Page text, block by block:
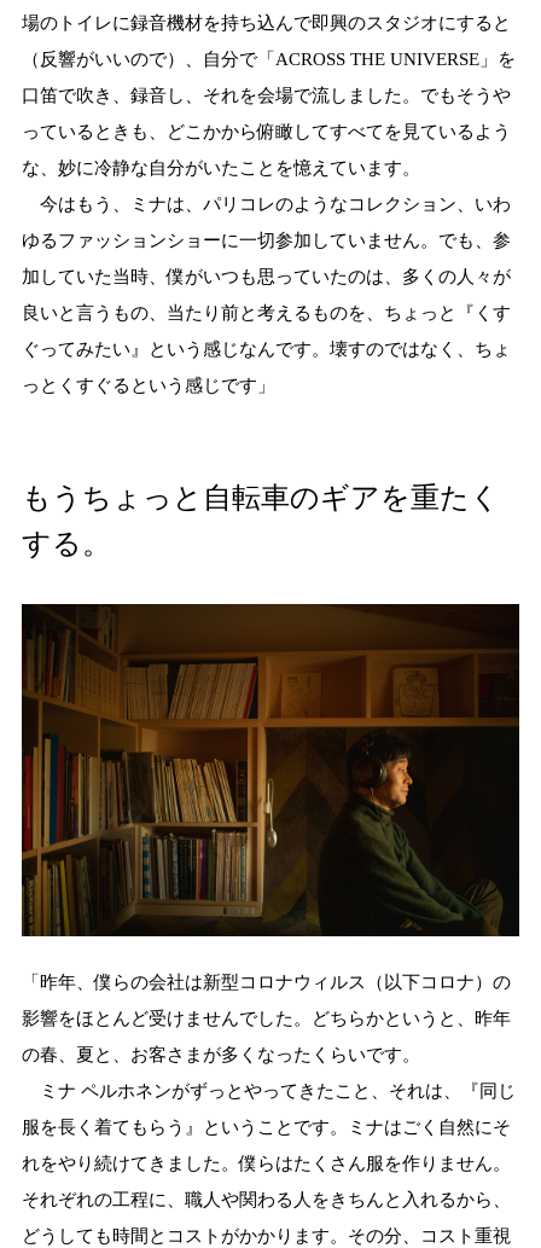
場のトイレに録音機材を持ち込んで即興のスタジオにすると
（反響がいいので）、自分で「ACROSS THE UNIVERSE」を
口笛で吹き、録音し、それを会場で流しました。でもそうや
っているときも、どこかから俯瞰してすべてを見ているよう
な、妙に冷静な自分がいたことを憶えています。
今はもう、ミナは、パリコレのようなコレクション、いわ
ゆるファッションショーに一切参加していません。でも、参
加していた当時、僕がいつも思っていたのは、多くの人々が
良いと言うもの、当たり前と考えるものを、ちょっと『くす
ぐってみたい』という感じなんです。壊すのではなく、ちょ
っとくすぐるという感じです」
もうちょっと自転車のギアを重たく
する。
「昨年、僕らの会社は新型コロナウィルス（以下コロナ）の
影響をほとんど受けませんでした。どちらかというと、昨年
の春、夏と、お客さまが多くなったくらいです。
ミナ ペルホネンがずっとやってきたこと、それは、『同じ
服を長く着てもらう』ということです。ミナはごく自然にそ
れをやり続けてきました。僕らはたくさん服を作りません。
それぞれの工程に、職人や関わる人をきちんと入れるから、
どうしても時間とコストがかかります。その分、コスト重視